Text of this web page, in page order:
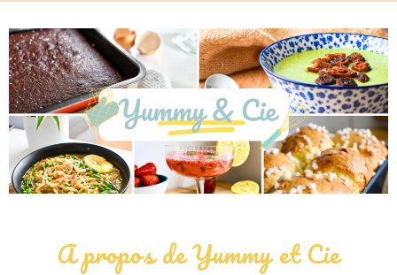
A propos de Yummy et Cie